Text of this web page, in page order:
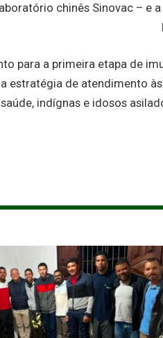
chinês Sinovac – e
para a primeira etapa de
estratégia de atendimento
indígnas e idosos